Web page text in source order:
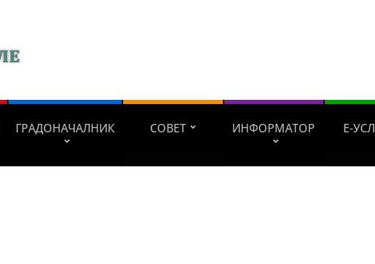
ГРАДОНАЧАЛНИК СОВЕТ ИНФОРМАТОР Е-